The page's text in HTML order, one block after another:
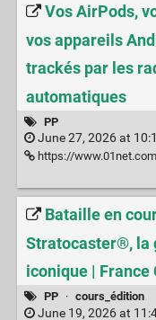
Vos AirPods,
vos appareils
trackés par les
automatiques
PP
June 27, 2026 at
https://www.01net.com/actualites/vos-airpods-
Bataille en
Stratocaster®, la
iconique | France
PP · cours_édition
June 19, 2026 at